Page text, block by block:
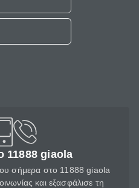
11888 giaola
σήμερα στο 11888 giaola
και εξασφάλισε τη